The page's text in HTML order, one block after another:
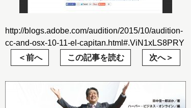
http://blogs.adobe.com/audition/2015/10/audition-
cc-and-osx-10-11-el-capitan.html#.ViN1xLS8PRY
前へ
この記事を読む 次へ